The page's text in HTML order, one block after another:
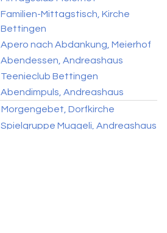
Familien-Mittagstisch, Kirche
Bettingen
Apero nach Abdankung, Meierhof
Abendessen, Andreashaus
Teenieclub Bettingen
Abendimpuls, Andreashaus
Morgengebet, Dorfkirche
Spielgruppe Muggeli, Andreashaus